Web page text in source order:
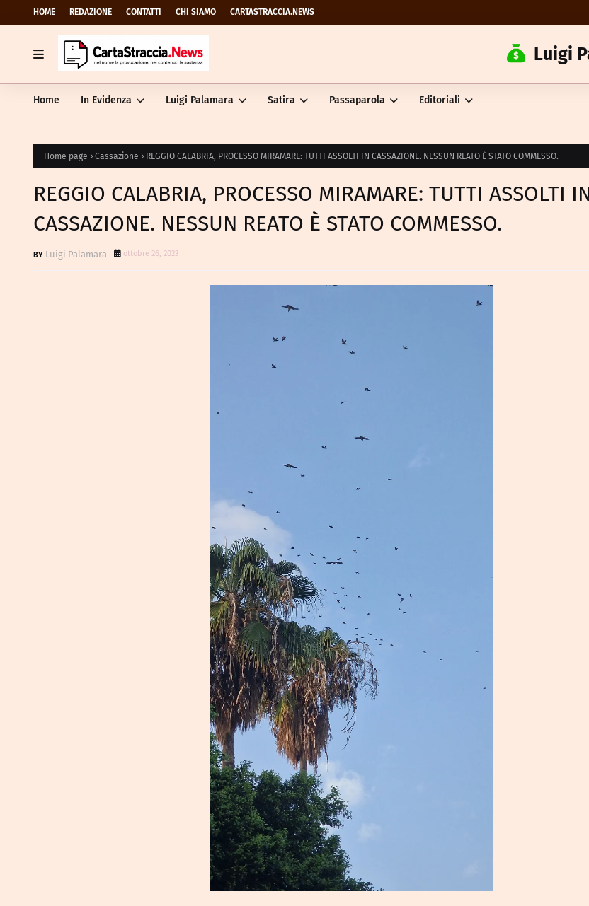
HOME REDAZIONE CONTATTI CHI SIAMO CARTASTRACCIA.NEWS
Luigi
Home In Evidenza Luigi Palamara Satira Passaparola Editoriali
Home page Cassazione REGGIO CALABRIA, PROCESSO MIRAMARE: TUTTI ASSOLTI IN CASSAZIONE. NESSUN REATO È STATO COMMESSO.
REGGIO CALABRIA, PROCESSO MIRAMARE: TUTTI ASSOLTI
CASSAZIONE. NESSUN REATO È STATO COMMESSO.
Luigi Palamara ottobre 26, 2023